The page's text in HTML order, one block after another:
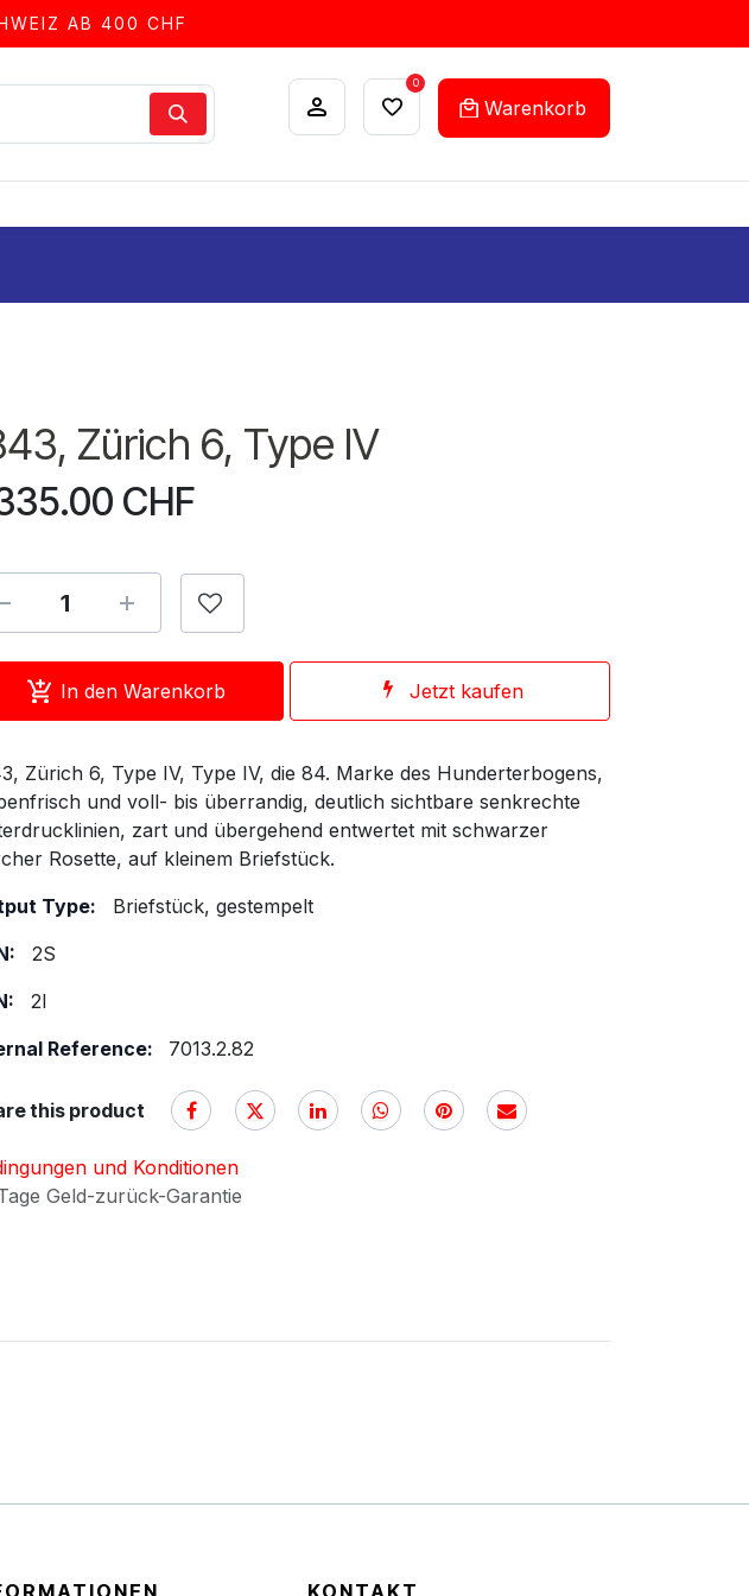
AB 400 CHF
0
Warenkorb
Zürich 6, Type IV
CHF
In den Warenkorb Jetzt kaufen
Zürich 6, Type IV, Type IV, die 84. Marke des Hunderterbogens,
und voll- bis überrandig, deutlich sichtbare senkrechte
zart und übergehend entwertet mit schwarzer
Rosette, auf kleinem Briefstück.
Type:
Briefstück, gestempelt
2S
2I
Reference:
7013.2.82
this product
und Konditionen
Geld-zurück-Garantie